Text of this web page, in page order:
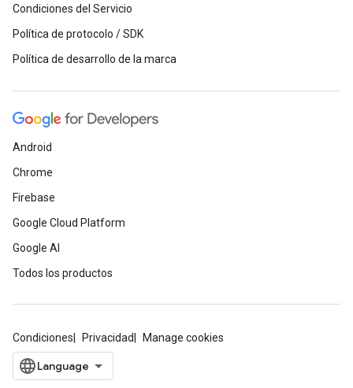
Condiciones del Servicio
Política de protocolo / SDK
Política de desarrollo de la marca
Android
Chrome
Firebase
Google Cloud Platform
Google AI
Todos los productos
Condiciones Privacidad Manage cookies